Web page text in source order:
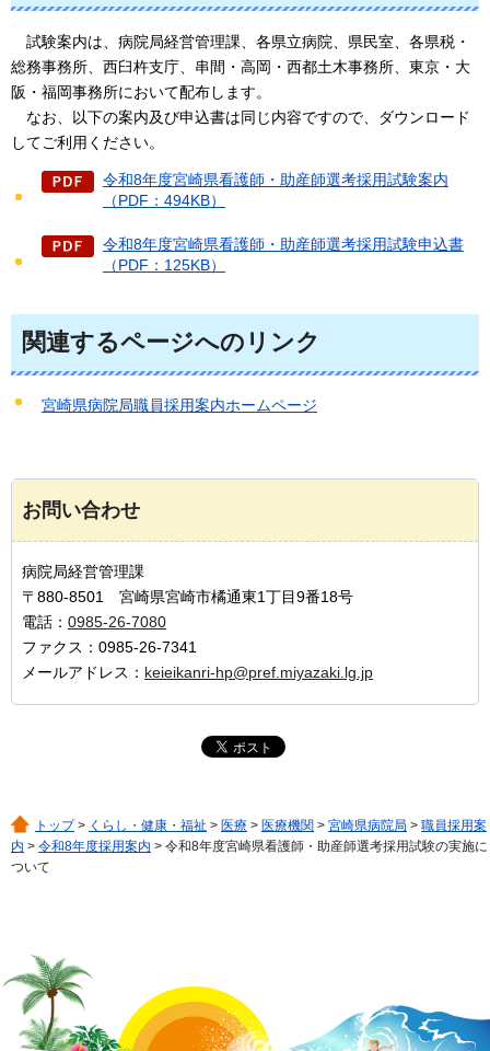
試験案内は、 病院局経営管理課、各県立病院、県民室、各県税・
総務事務所、西臼杵支庁、串間・高岡・西都土木事務所、東京・大
阪・福岡事務所において配布します。
なお、 以下の案内及び申込書は同じ内容ですので、ダウンロード
してご利用ください。
令和8年度宮崎県看護師・助産師選考採用試験案内
（PDF：494KB）
令和8年度宮崎県看護師・助産師選考採用試験申込書
（PDF：125KB）
関連するページへのリンク
宮崎県病院局職員採用案内ホームページ
お問い合わせ
病院局経営管理課
〒880-8501 宮崎県宮崎市橘通東1丁目9番18号
電話： 0985-26-7080
ファクス：0985-26-7341
メールアドレス： keieikanri-hp@pref.miyazaki.lg.jp
トップ> くらし・健康・福祉 > 医療 > 医療機関 > 宮崎県病院局 > 職員採用案
内 > 令和8年度採用案内 > 令和8年度宮崎県看護師・助産師選考採用試験の実施に
ついて